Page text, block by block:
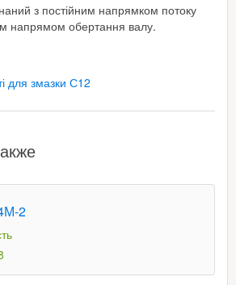
з постійним напрямком потоку
напрямом обертання валу.
для змазки С12
2